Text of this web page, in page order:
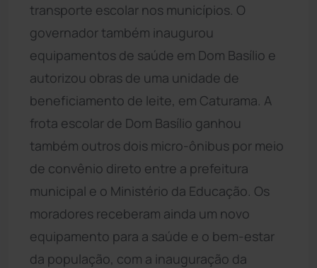
transporte escolar nos municípios. O
governador também inaugurou
equipamentos de saúde em Dom Basílio e
autorizou obras de uma unidade de
beneficiamento de leite, em Caturama. A
frota escolar de Dom Basílio ganhou
também outros dois micro-ônibus por meio
de convênio direto entre a prefeitura
municipal e o Ministério da Educação. Os
moradores receberam ainda um novo
equipamento para a saúde e o bem-estar
da população, com a inauguração da